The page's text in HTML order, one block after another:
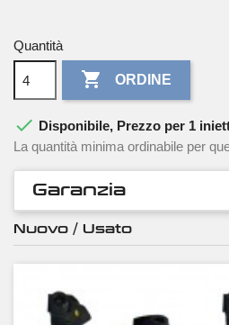
Quantità
 ORDINE
 Disponibile, Prezzo per 1
La quantità minima ordinabile per
Garanzia
Nuovo / Usato